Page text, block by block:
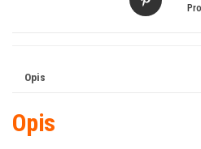
Opis
Opis